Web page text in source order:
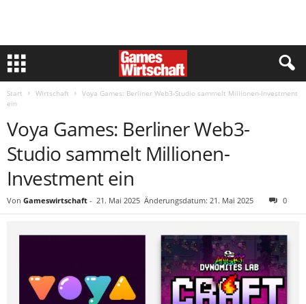
Start Wirtschaft
Voya Games: Berliner Web3-Studio sammelt Millionen-Investment
ein
Voya Games: Berliner Web3-
Studio sammelt Millionen-
Investment ein
Von Gameswirtschaft - 21. Mai 2025 Änderungsdatum: 21. Mai 2025 0